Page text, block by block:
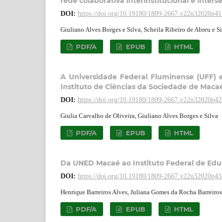
DOI: https://doi.org/10.19180/1809-
Giuliano Alves Borges e Silva, Scheila Ribeiro de Abreu e
PDF/A EPUB HTML
A Universidade Federal Fluminense
Instituto de Ciências da Sociedade de
DOI: https://doi.org/10.19180/1809-
Giulia Carvalho de Oliveira, Giuliano Alves Borges e Silva
PDF/A EPUB HTML
Da UNED Macaé ao Instituto Federal de
DOI: https://doi.org/10.19180/1809-
Henrique Barreiros Alves, Juliana Gomes da Rocha
PDF/A EPUB HTML